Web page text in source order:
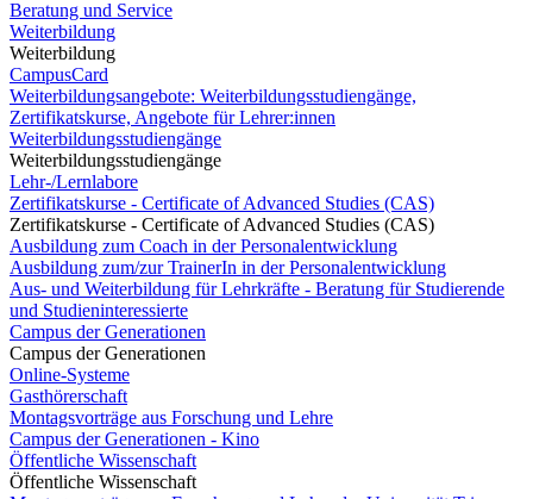
Beratung und Service
Weiterbildung
Weiterbildung
CampusCard
Weiterbildungsangebote: Weiterbildungsstudiengänge,
Zertifikatskurse, Angebote für Lehrer:innen
Weiterbildungsstudiengänge
Weiterbildungsstudiengänge
Lehr-/Lernlabore
Zertifikatskurse - Certificate of Advanced Studies (CAS)
Zertifikatskurse - Certificate of Advanced Studies (CAS)
Ausbildung zum Coach in der Personalentwicklung
Ausbildung zum/zur TrainerIn in der Personalentwicklung
Aus- und Weiterbildung für Lehrkräfte - Beratung für Studierende
und Studieninteressierte
Campus der Generationen
Campus der Generationen
Online-Systeme
Gasthörerschaft
Montagsvorträge aus Forschung und Lehre
Campus der Generationen - Kino
Öffentliche Wissenschaft
Öffentliche Wissenschaft